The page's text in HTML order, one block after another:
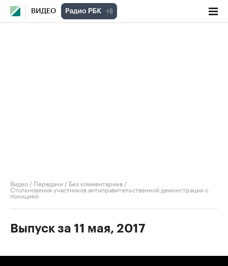
ВИДЕО
Видео / Передачи / Без комментариев /
Столкновения участников антиправительственной демонстрации с
полицией
Выпуск за 11 мая, 2017